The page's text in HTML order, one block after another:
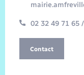
02 32 49 71 65
Contact